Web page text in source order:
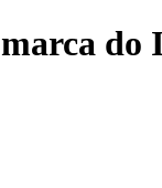
do